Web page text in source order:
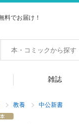
料でお届け！
雑誌
教養 中公新書